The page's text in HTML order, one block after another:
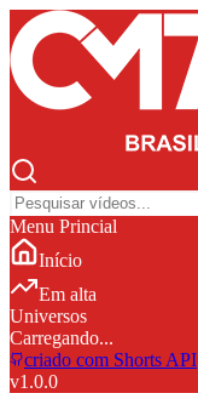
Menu Princial
Início
Em alta
Universos
Carregando...
criado com Shorts API
v1.0.0